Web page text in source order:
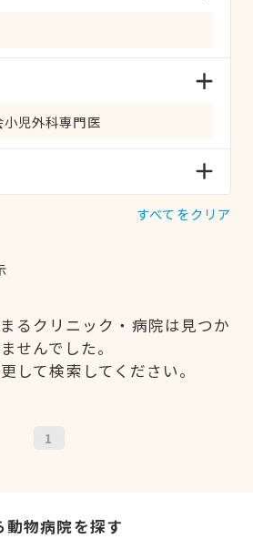
児外科専門医
すべてをクリア
るクリニック・病院は見つか
せんでした。
して検索してください。
1
動物病院を探す